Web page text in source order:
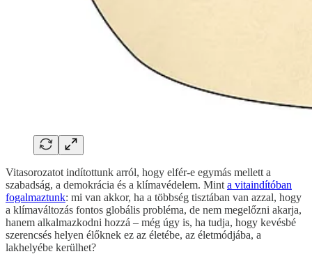
Vitasorozatot indítottunk arról, hogy elfér-e egymás mellett a
szabadság, a demokrácia és a klímavédelem. Mint a vitaindítóban
fogalmaztunk: mi van akkor, ha a többség tisztában van azzal, hogy
a klímaváltozás fontos globális probléma, de nem megelőzni akarja,
hanem alkalmazkodni hozzá – még úgy is, ha tudja, hogy kevésbé
szerencsés helyen élőknek ez az életébe, az életmódjába, a
lakhelyébe kerülhet?